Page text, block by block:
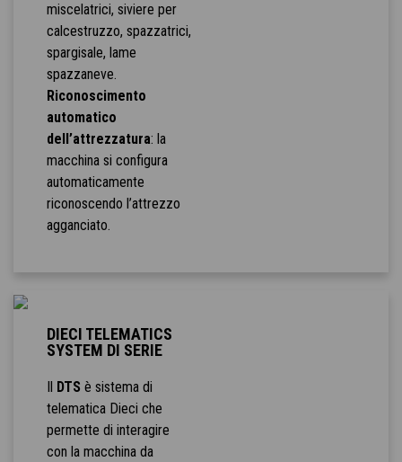
miscelatrici, siviere per
calcestruzzo, spazzatrici,
spargisale, lame
spazzaneve.
Riconoscimento
automatico
dell’attrezzatura: la
macchina si configura
automaticamente
riconoscendo l’attrezzo
agganciato.
DIECI TELEMATICS
SYSTEM DI SERIE
DTS è sistema di
telematica Dieci che
permette di interagire
con la macchina da